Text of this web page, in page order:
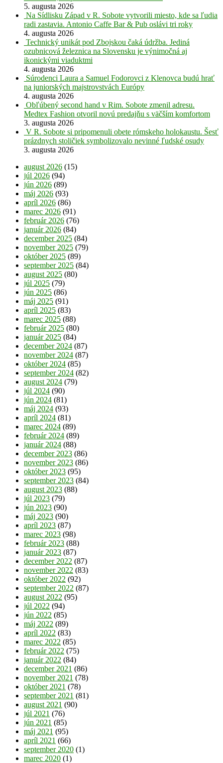
5. augusta 2026
Na Sídlisku Západ v R. Sobote vytvorili miesto, kde sa ľudia
radi zastavia. Antonio Caffe Bar & Pub oslávi tri roky
4. augusta 2026
Technický unikát pod Zbojskou čaká údržba. Jediná
ozubnicová železnica na Slovensku je výnimočná aj
ikonickými viaduktmi
4. augusta 2026
Súrodenci Laura a Samuel Fodorovci z Klenovca budú hrať
na juniorských majstrovstvách Európy
4. augusta 2026
Obľúbený second hand v Rim. Sobote zmenil adresu.
Medtex Fashion otvoril novú predajňu s väčším komfortom
3. augusta 2026
V R. Sobote si pripomenuli obete rómskeho holokaustu. Šesť
prázdnych stoličiek symbolizovalo nevinné ľudské osudy
3. augusta 2026
august 2026 (15)
júl 2026 (94)
jún 2026 (89)
máj 2026 (93)
apríl 2026 (86)
marec 2026 (91)
február 2026 (76)
január 2026 (84)
december 2025 (84)
november 2025 (79)
október 2025 (89)
september 2025 (84)
august 2025 (80)
júl 2025 (79)
jún 2025 (86)
máj 2025 (91)
apríl 2025 (83)
marec 2025 (88)
február 2025 (80)
január 2025 (84)
december 2024 (87)
november 2024 (87)
október 2024 (85)
september 2024 (82)
august 2024 (79)
júl 2024 (90)
jún 2024 (81)
máj 2024 (93)
apríl 2024 (81)
marec 2024 (89)
február 2024 (89)
január 2024 (88)
december 2023 (86)
november 2023 (86)
október 2023 (95)
september 2023 (84)
august 2023 (88)
júl 2023 (79)
jún 2023 (90)
máj 2023 (90)
apríl 2023 (87)
marec 2023 (98)
február 2023 (88)
január 2023 (87)
december 2022 (87)
november 2022 (83)
október 2022 (92)
september 2022 (87)
august 2022 (95)
júl 2022 (94)
jún 2022 (85)
máj 2022 (89)
apríl 2022 (83)
marec 2022 (85)
február 2022 (75)
január 2022 (84)
december 2021 (86)
november 2021 (78)
október 2021 (78)
september 2021 (81)
august 2021 (90)
júl 2021 (76)
jún 2021 (85)
máj 2021 (95)
apríl 2021 (66)
september 2020 (1)
marec 2020 (1)